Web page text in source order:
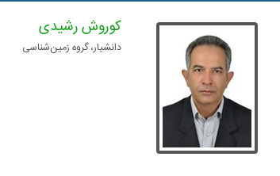
کوروش رشیدی
دانشیار، گروه زمین‌شناسی